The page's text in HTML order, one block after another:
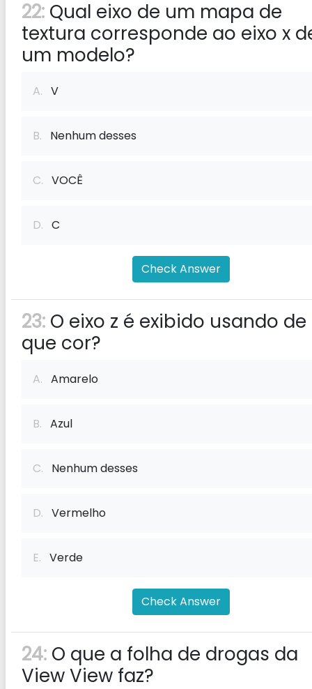
22: Qual eixo de um mapa de
textura corresponde ao eixo x
um modelo?
A. V
B. Nenhum desses
C. VOCÊ
D. C
Check Answer
23: O eixo z é exibido usando de
que cor?
A. Amarelo
B. Azul
C. Nenhum desses
D. Vermelho
E. Verde
Check Answer
24: O que a folha de drogas da
View View faz?